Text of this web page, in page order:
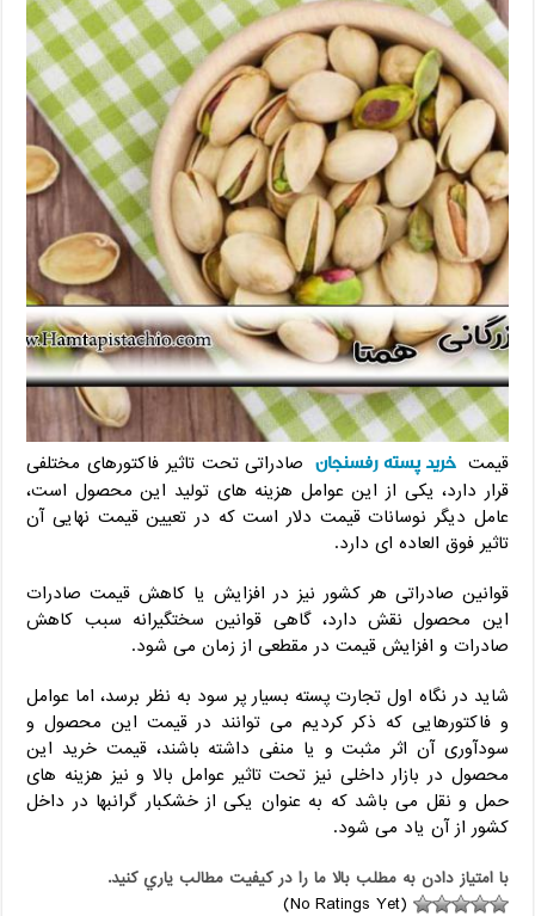
قیمت خرید پسته رفسنجان صادراتی تحت تاثیر فاکتورهای مختلفی
قرار دارد، یکی از این عوامل هزینه های تولید این محصول است،
عامل دیگر نوسانات قیمت دلار است که در تعیین قیمت نهایی آن
تاثیر فوق العاده ای دارد.
قوانین صادراتی هر کشور نیز در افزایش یا کاهش قیمت صادرات
این محصول نقش دارد، گاهی قوانین سختگیرانه سبب کاهش
صادرات و افزایش قیمت در مقطعی از زمان می شود.
شاید در نگاه اول تجارت پسته بسیار پر سود به نظر برسد، اما عوامل
و فاکتورهایی که ذکر کردیم می توانند در قیمت این محصول و
سودآوری آن اثر مثبت و یا منفی داشته باشند، قیمت خرید این
محصول در بازار داخلی نیز تحت تاثیر عوامل بالا و نیز هزینه های
حمل و نقل می باشد که به عنوان یکی از خشکبار گرانبها در داخل
کشور از آن یاد می شود.
با امتياز دادن به مطلب بالا ما را در کيفيت مطالب ياري کنيد.
(No Ratings Yet)